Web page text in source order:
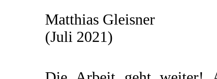
Matthias Gleisner
(Juli 2021)